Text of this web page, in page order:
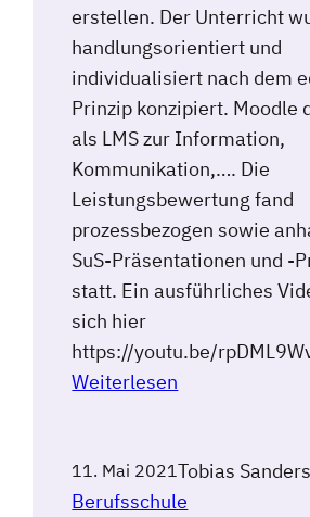
erstellen. Der Unterricht
handlungsorientiert und
individualisiert nach dem
Prinzip konzipiert. Moodle
als LMS zur Information,
Kommunikation,…. Die
Leistungsbewertung fand
prozessbezogen sowie
SuS-Präsentationen und -
statt. Ein ausführliches
sich hier
https://youtu.be/
Weiterlesen
11. Mai 2021Tobias Sanders
Berufsschule